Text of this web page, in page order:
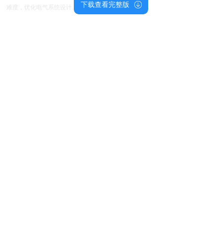
难度，优化电气系统设计。 下载查看完整版